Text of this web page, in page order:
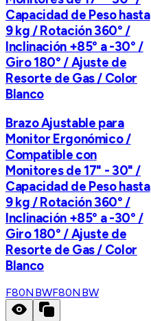
Capacidad de Peso hasta
9 kg / Rotación 360° /
Inclinación +85° a -30° /
Giro 180° / Ajuste de
Resorte de Gas / Color
Blanco
Brazo Ajustable para
Monitor Ergonómico /
Compatible con
Monitores de 17" - 30" /
Capacidad de Peso hasta
9 kg / Rotación 360° /
Inclinación +85° a -30° /
Giro 180° / Ajuste de
Resorte de Gas / Color
Blanco
F80NBWF80NBW